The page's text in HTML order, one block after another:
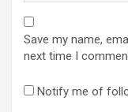
Save my name,
next time I
Notify me of